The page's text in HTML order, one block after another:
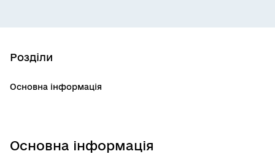
Основна інформація
Розділи
Основна інформація